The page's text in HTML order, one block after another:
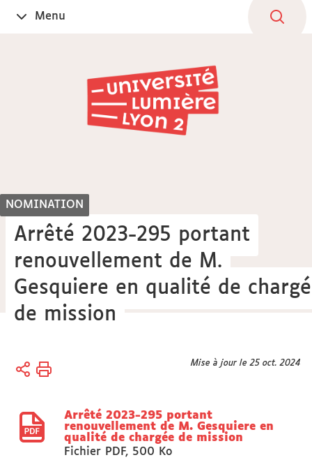
OuvrirMenu
NOMINATION
Arrêté 2023-295 portant
renouvellement de M.
Gesquiere en qualité de
de mission
Vous
Accueil
Arrêtés
Mise à jour le 25 oct. 2024
Arrêté 2023-295 portant
renouvellement de M. Gesquiere en
qualité de chargée de mission
Fichier PDF, 500 Ko